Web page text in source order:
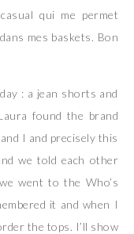
qui me permet
mes baskets. Bon
: a jean shorts and
found the brand
I and precisely this
we told each other
went to the Who’s
it and when I
the tops. I’ll show